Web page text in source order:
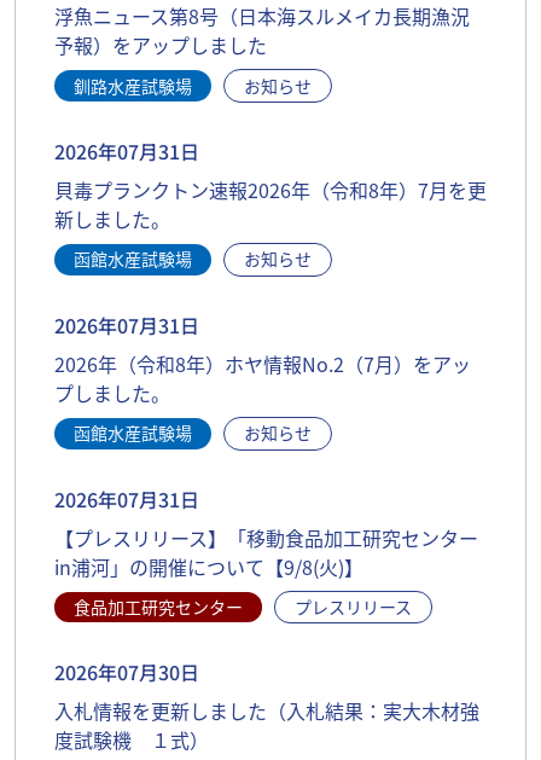
浮魚ニュース第8号（日本海スルメイカ長期漁況
予報）をアップしました
釧路水産試験場 お知らせ
2026年07月31日
貝毒プランクトン速報2026年（令和8年）7月を更
新しました。
函館水産試験場 お知らせ
2026年07月31日
2026年（令和8年）ホヤ情報No.2（7月）をアッ
プしました。
函館水産試験場 お知らせ
2026年07月31日
【プレスリリース】「移動食品加工研究センター
in浦河」の開催について【9/8(火)】
食品加工研究センター プレスリリース
2026年07月30日
入札情報を更新しました（入札結果：実大木材強
度試験機 １式）